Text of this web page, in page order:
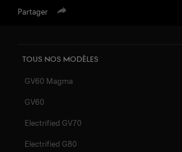
Partager
Tous nos MODÈLES
GV60 Magma
GV60
Electrified GV70
Electrified G80